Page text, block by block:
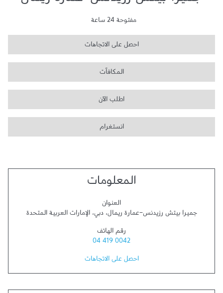
مفتوحة 24 ساعة
احصل على الاتجاهات
المكافآت
اطلب الآن
انستغرام
المعلومات
العنوان
جميرا بيتش رزيدنس-عمارة ريمال،دبي،الإمارات العربية المتحدة
رقم الهاتف
04 419 0042
احصل على الاتجاهات